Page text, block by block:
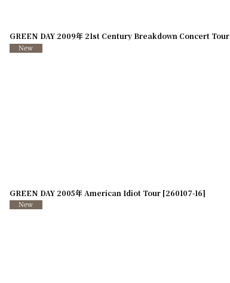
GREEN DAY 2009年 21st Century Breakdown Concert Tour
GREEN DAY 2005年 American Idiot Tour [260107-16]